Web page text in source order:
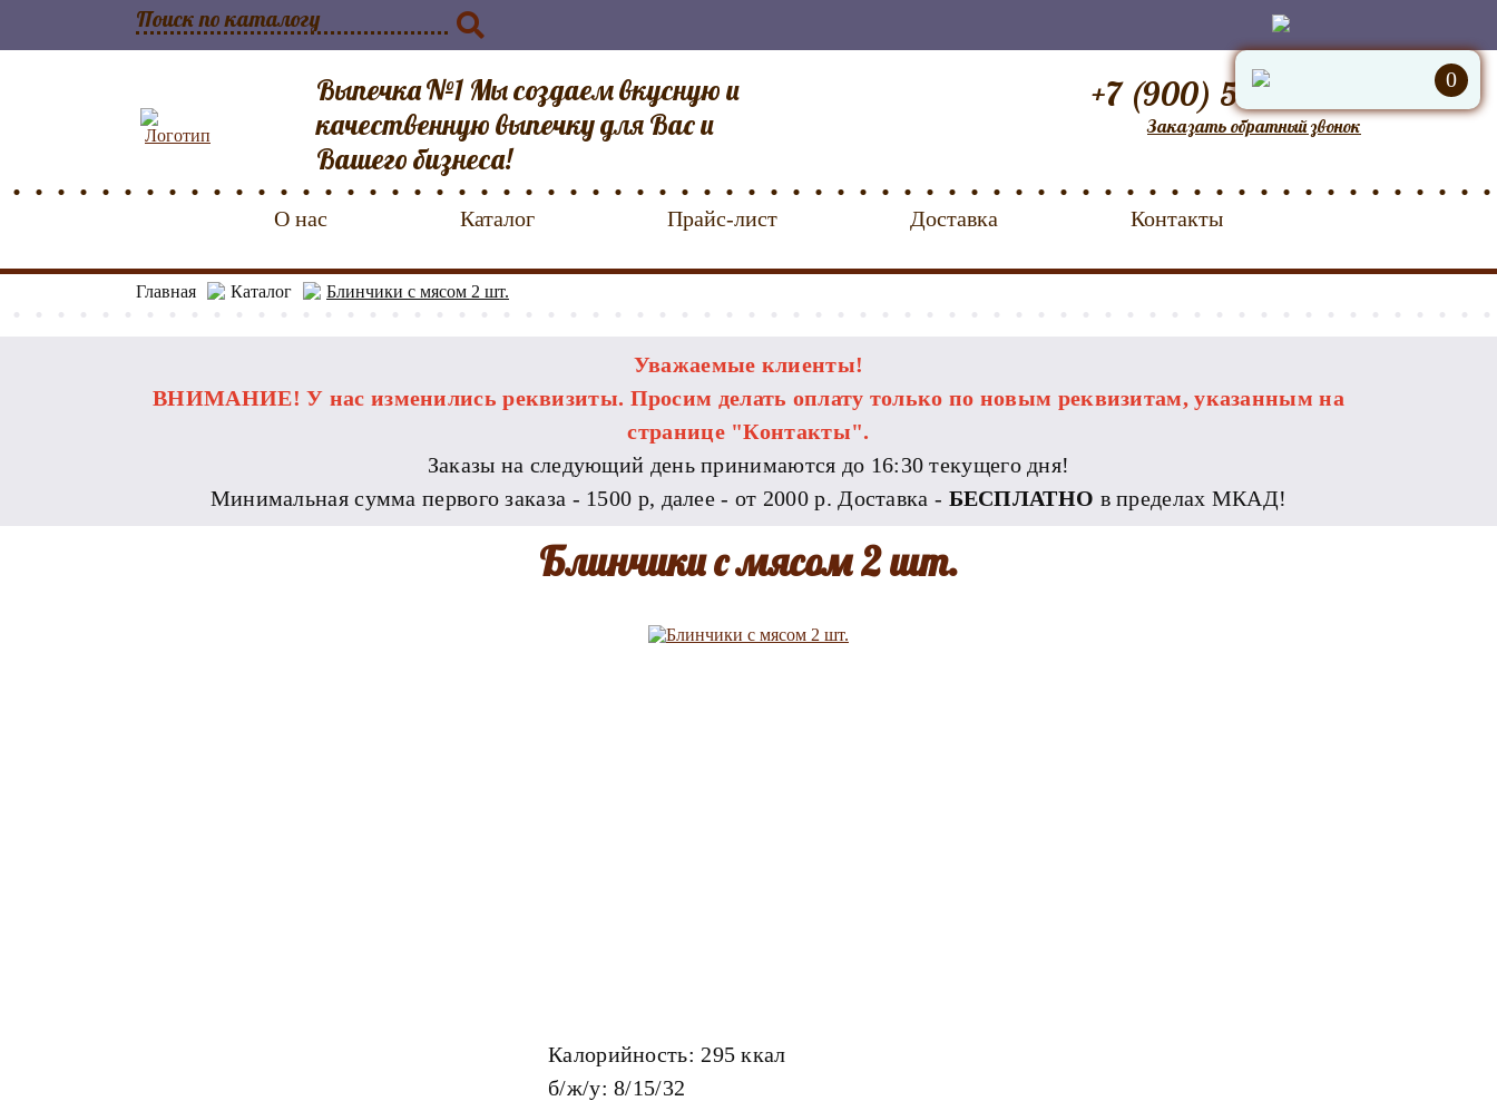
Выпечка №1 Мы создаем вкусную и
качественную выпечку для Вас и
Вашего бизнеса!
+7 (900) 555-95-57
Заказать обратный звонок
О нас Каталог Прайс-лист Доставка Контакты
Главная Каталог Блинчики с мясом 2 шт.
Уважаемые клиенты!
ВНИМАНИЕ! У нас изменились реквизиты. Просим делать оплату только по новым реквизитам, указанным на
странице "Контакты".
Заказы на следующий день принимаются до 16:30 текущего дня!
Минимальная сумма первого заказа - 1500 р, далее - от 2000 р. Доставка - БЕСПЛАТНО в пределах МКАД!
0
Блинчики с мясом 2 шт.
Калорийность: 295 ккал
б/ж/у: 8/15/32